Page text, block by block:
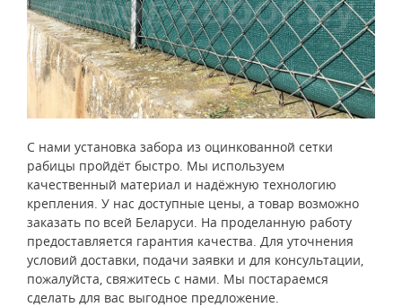
С нами установка забора из оцинкованной сетки
рабицы пройдёт быстро. Мы используем
качественный материал и надёжную технологию
крепления. У нас доступные цены, а товар возможно
заказать по всей Беларуси. На проделанную работу
предоставляется гарантия качества. Для уточнения
условий доставки, подачи заявки и для консультации,
пожалуйста, свяжитесь с нами. Мы постараемся
сделать для вас выгодное предложение.